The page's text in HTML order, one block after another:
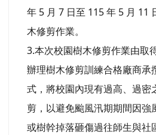
年 5 月 7 日至 115 年 5 月 11
木修剪作業。
3.本次校園樹木修剪作業由取
辦理樹木修剪訓練合格廠商承
式，將校園內現有過高、過密
剪，以避免颱風汛期期間因強
或樹幹掉落砸傷過往師生與社